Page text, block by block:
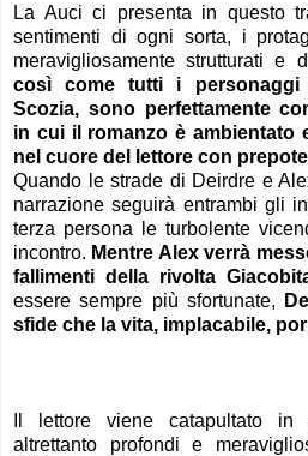
La Auci ci presenta in questo
sentimenti di ogni sorta, i
meravigliosamente strutturati e
così come tutti i
Scozia, sono perfettamente
in cui il romanzo è ambientato
nel cuore del lettore con
Quando le strade di Deirdre e
narrazione seguirà entrambi gli
terza persona le turbolente
incontro. Mentre Alex verrà
fallimenti della rivolta
essere sempre più sfortunate,
sfide che la vita, implacabile,
Il lettore viene catapultato
altrettanto profondi e